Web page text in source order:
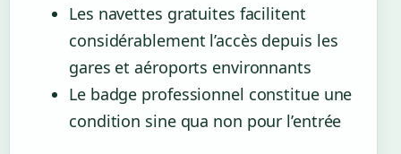
Les navettes gratuites facilitent
considérablement l’accès depuis les
gares et aéroports environnants
Le badge professionnel constitue une
condition sine qua non pour l’entrée